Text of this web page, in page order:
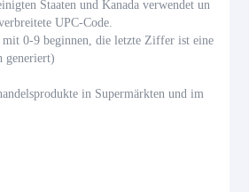
Staaten und Kanada verwendet un
UPC-Code.
mit 0-9 beginnen, die letzte Ziffer ist eine
generiert)
in Supermärkten und im